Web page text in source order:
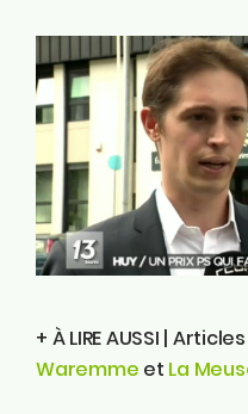
Contact
Facebook
Instagram
Linkedin
Tiktok
Youtube
Ecolo.be
+ À LIRE AUSSI |
Waremme et La